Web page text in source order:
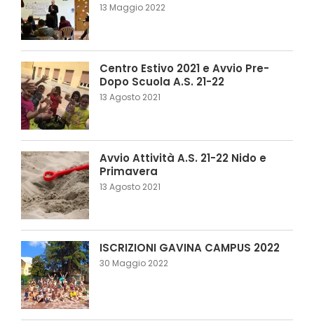
13 Maggio 2022
Centro Estivo 2021 e Avvio Pre-
Dopo Scuola A.S. 21-22
13 Agosto 2021
Avvio Attività A.S. 21-22 Nido e
Primavera
13 Agosto 2021
ISCRIZIONI GAVINA CAMPUS 2022
30 Maggio 2022